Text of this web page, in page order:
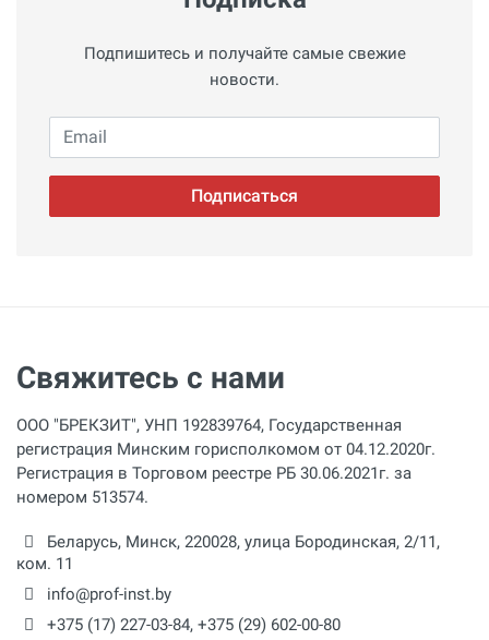
Подпишитесь и получайте самые свежие
новости.
Email
Подписаться
Свяжитесь с нами
ООО "БРЕКЗИТ", УНП 192839764, Государственная
регистрация Минским горисполкомом от 04.12.2020г.
Регистрация в Торговом реестре РБ 30.06.2021г. за
номером 513574.
Беларусь, Минск, 220028, улица Бородинская, 2/11,
ком. 11
info@prof-inst.by
+375 (17) 227-03-84, +375 (29) 602-00-80